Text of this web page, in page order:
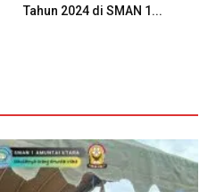
Tahun 2024 di SMAN 1...